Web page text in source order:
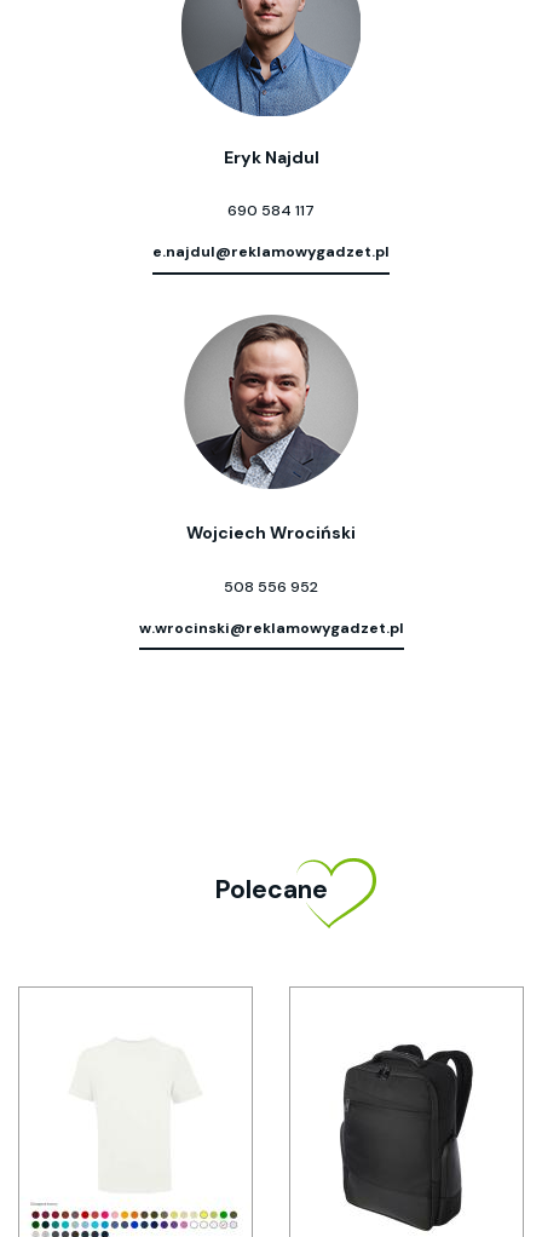
Eryk Najdul
690 584 117
e.najdul@reklamowygadzet.pl
Wojciech Wrociński
508 556 952
w.wrocinski@reklamowygadzet.pl
Polecane